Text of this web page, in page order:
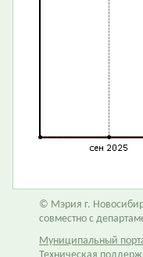
© Мэрия г.
совместно с
Муниципальный